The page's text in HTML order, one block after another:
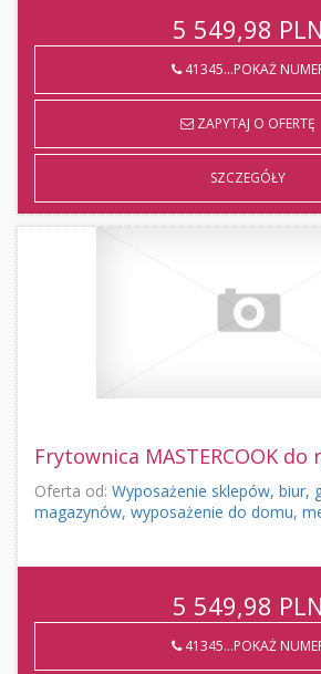
5 549,98 PLN
41345...POKAŻ
ZAPYTAJ O OFERTĘ
SZCZEGÓŁY
Frytownica MASTERCOOK do
Oferta od: Wyposażenie sklepów, biur,
magazynów, wyposażenie do domu,
5 549,98 PLN
41345...POKAŻ